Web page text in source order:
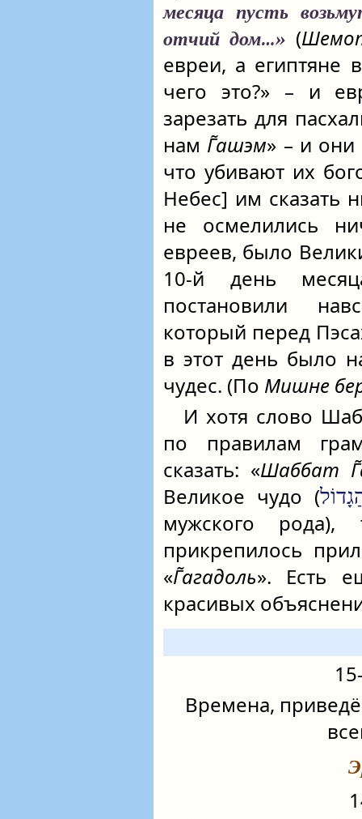
месяца пусть
отчий дом…» (
евреи, а египтяне
чего это?» – и
зарезать для
нам Г̃ашэм» – и они
что убивают их
Небес] им сказать
не осмелились
евреев, было
10-й день
постановили
который перед
в этот день было
чудес. (По Мишне
И хотя слово
по правилам
сказать: «Шаббат
Великое чудо (
мужского
прикрепилось
«Г̃агадоль». Есть
красивых
Времена,